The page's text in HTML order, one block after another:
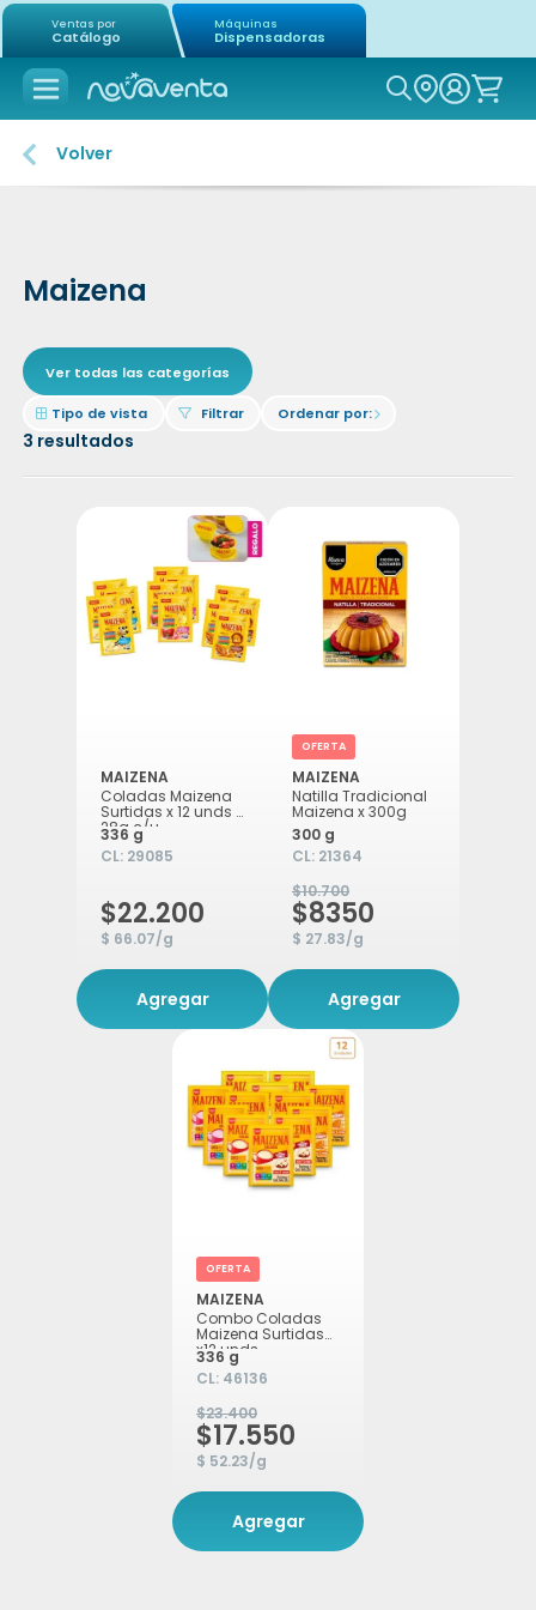
Ventas por
Catálogo
Máquinas
Dispensadoras
Icon of
Volver
Maizena
Ver todas las categorías
3 resultados
Icon of border-all
Tipo de vista Icon of filter
Filtrar Ordenar por:Icon of chevron-right
MAIZENA
Coladas Maizena
Surtidas x 12 unds x
28g c/u
336 g
CL: 29085
$22.200
$ 66.07/g
Agregar
OFERTA
MAIZENA
Natilla Tradicional
Maizena x 300g
300 g
CL: 21364
$10.700
$8350
$ 27.83/g
Agregar
OFERTA
MAIZENA
Combo Coladas
Maizena Surtidas
x12 unds
336 g
CL: 46136
$23.400
$17.550
$ 52.23/g
Agregar